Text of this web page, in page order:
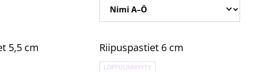
5,5 cm %
Riipuspastiet 6 cm
LOPPUUNMYYTY